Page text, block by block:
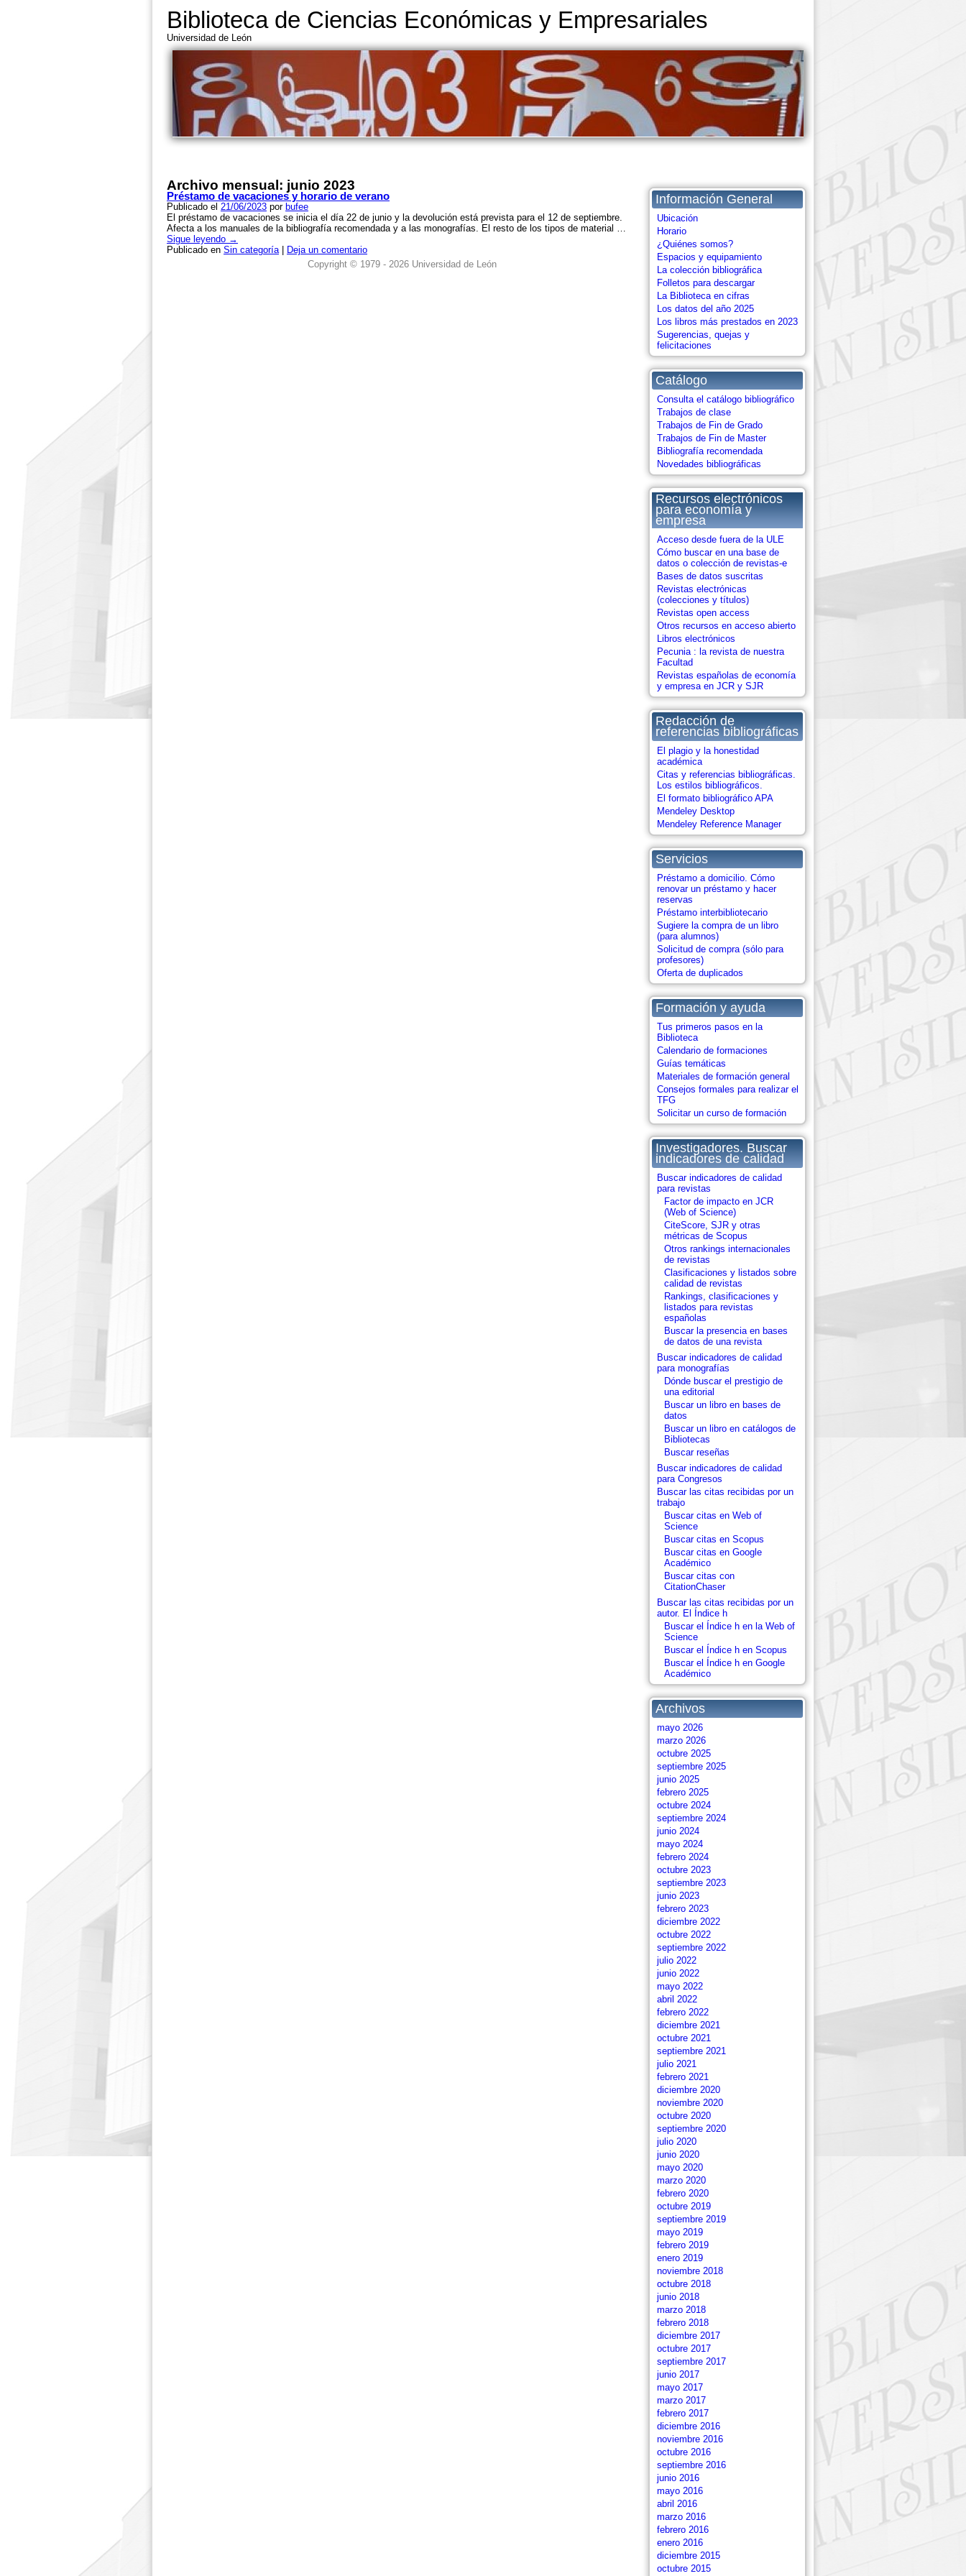
Biblioteca de Ciencias Económicas y Empresariales
Universidad de León
Información General
Ubicación
Horario
¿Quiénes somos?
Espacios y equipamiento
La colección bibliográfica
Folletos para descargar
La Biblioteca en cifras
Los datos del año 2025
Los libros más prestados en 2023
Sugerencias, quejas y
felicitaciones
Catálogo
Consulta el catálogo bibliográfico
Trabajos de clase
Trabajos de Fin de Grado
Trabajos de Fin de Master
Bibliografía recomendada
Novedades bibliográficas
Recursos electrónicos
para economía y
empresa
Acceso desde fuera de la ULE
Cómo buscar en una base de
datos o colección de revistas-e
Bases de datos suscritas
Revistas electrónicas
(colecciones y títulos)
Revistas open access
Otros recursos en acceso abierto
Libros electrónicos
Pecunia : la revista de nuestra
Facultad
Revistas españolas de economía
y empresa en JCR y SJR
Redacción de
referencias bibliográficas
El plagio y la honestidad
académica
Citas y referencias bibliográficas.
Los estilos bibliográficos.
El formato bibliográfico APA
Mendeley Desktop
Mendeley Reference Manager
Servicios
Préstamo a domicilio. Cómo
renovar un préstamo y hacer
reservas
Préstamo interbibliotecario
Sugiere la compra de un libro
(para alumnos)
Solicitud de compra (sólo para
profesores)
Oferta de duplicados
Formación y ayuda
Tus primeros pasos en la
Biblioteca
Calendario de formaciones
Guías temáticas
Materiales de formación general
Consejos formales para realizar el
TFG
Solicitar un curso de formación
Investigadores. Buscar
indicadores de calidad
Buscar indicadores de calidad
para revistas
Factor de impacto en JCR
(Web of Science)
CiteScore, SJR y otras
métricas de Scopus
Otros rankings internacionales
de revistas
Clasificaciones y listados sobre
calidad de revistas
Rankings, clasificaciones y
listados para revistas
españolas
Buscar la presencia en bases
de datos de una revista
Buscar indicadores de calidad
para monografías
Dónde buscar el prestigio de
una editorial
Buscar un libro en bases de
datos
Buscar un libro en catálogos de
Bibliotecas
Buscar reseñas
Buscar indicadores de calidad
para Congresos
Buscar las citas recibidas por un
trabajo
Buscar citas en Web of
Science
Buscar citas en Scopus
Buscar citas en Google
Académico
Buscar citas con
CitationChaser
Buscar las citas recibidas por un
autor. El Índice h
Buscar el Índice h en la Web of
Science
Buscar el Índice h en Scopus
Buscar el Índice h en Google
Académico
Archivos
mayo 2026
marzo 2026
octubre 2025
septiembre 2025
junio 2025
febrero 2025
octubre 2024
septiembre 2024
junio 2024
mayo 2024
febrero 2024
octubre 2023
septiembre 2023
junio 2023
febrero 2023
diciembre 2022
octubre 2022
septiembre 2022
julio 2022
junio 2022
mayo 2022
abril 2022
febrero 2022
diciembre 2021
octubre 2021
septiembre 2021
julio 2021
febrero 2021
diciembre 2020
noviembre 2020
octubre 2020
septiembre 2020
julio 2020
junio 2020
mayo 2020
marzo 2020
febrero 2020
octubre 2019
septiembre 2019
mayo 2019
febrero 2019
enero 2019
noviembre 2018
octubre 2018
junio 2018
marzo 2018
febrero 2018
diciembre 2017
octubre 2017
septiembre 2017
junio 2017
mayo 2017
marzo 2017
febrero 2017
diciembre 2016
noviembre 2016
octubre 2016
septiembre 2016
junio 2016
mayo 2016
abril 2016
marzo 2016
febrero 2016
enero 2016
diciembre 2015
octubre 2015
Archivo mensual: junio 2023
Préstamo de vacaciones y horario de verano
Publicado el 21/06/2023 por bufee
El préstamo de vacaciones se inicia el día 22 de junio y la devolución está prevista para el 12 de septiembre.
Afecta a los manuales de la bibliografía recomendada y a las monografías. El resto de los tipos de material …
Sigue leyendo →
Publicado en Sin categoría
Deja un comentario
Copyright © 1979 - 2026 Universidad de León